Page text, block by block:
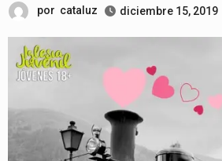
por cataluz diciembre 15, 2019